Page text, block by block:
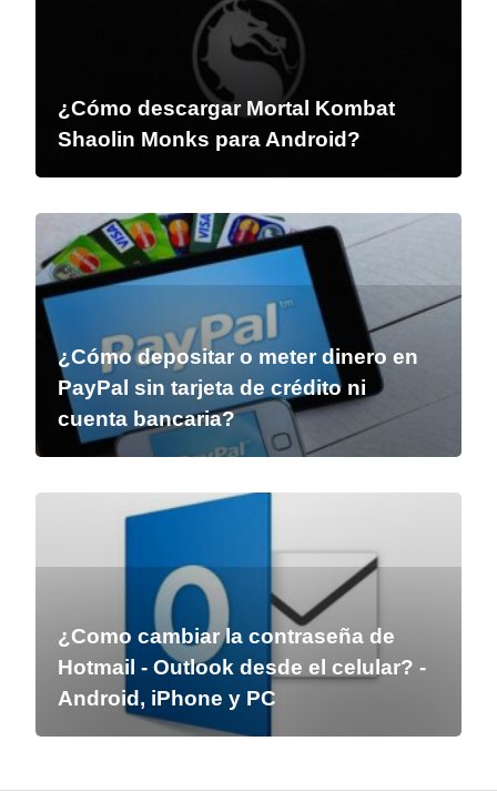
¿Cómo descargar Mortal Kombat
Shaolin Monks para Android?
¿Cómo depositar o meter dinero en
PayPal sin tarjeta de crédito ni
cuenta bancaria?
¿Como cambiar la contraseña de
Hotmail - Outlook desde el celular? -
Android, iPhone y PC